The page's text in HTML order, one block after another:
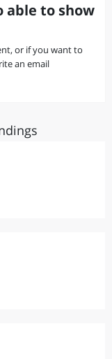
able to show
or if you want to
an email